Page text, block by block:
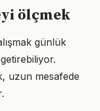
ölçmek
günlük
uzun mesafede